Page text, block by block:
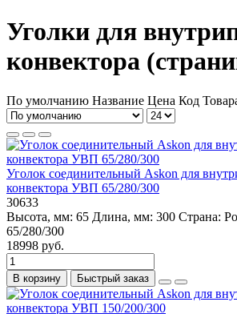
Уголки для
конвектора
По умолчанию Название Цена Код
Уголок соединительный Askon для
конвектора УВП 65/280/300
30633
Высота, мм: 65 Длина, мм: 300 Страна:
65/280/300
18998 руб.
В корзину Быстрый заказ